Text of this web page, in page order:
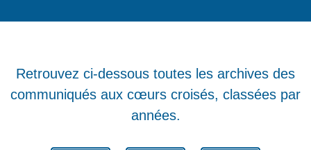
Retrouvez ci-dessous toutes les archives des
communiqués aux cœurs croisés, classées par
années.